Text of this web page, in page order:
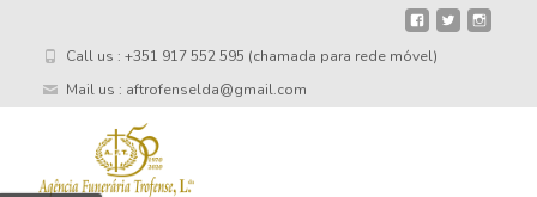
Call us : +351 917 552 595 (chamada para rede móvel)
Mail us : aftrofenselda@gmail.com